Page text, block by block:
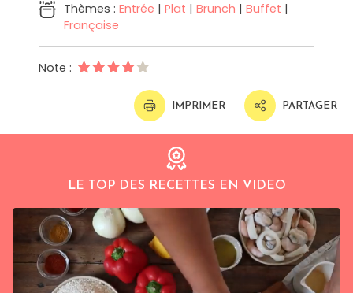
Thèmes : Entrée | Plat | Brunch | Buffet |
Française
Note :
IMPRIMER PARTAGER
LE TOP DES RECETTES EN VIDEO